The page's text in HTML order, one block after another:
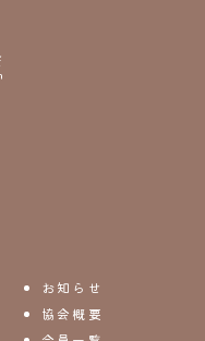
お知らせ
協会概要